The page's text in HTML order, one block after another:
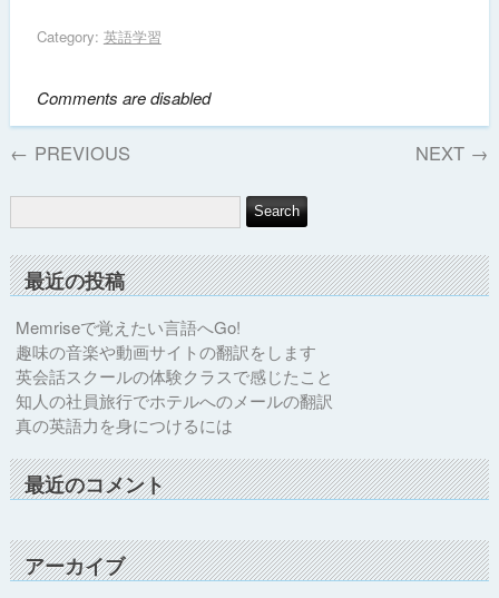
Category: 英語学習
Comments are disabled
← PREVIOUS NEXT →
最近の投稿
Memriseで覚えたい言語へGo!
趣味の音楽や動画サイトの翻訳をします
英会話スクールの体験クラスで感じたこと
知人の社員旅行でホテルへのメールの翻訳
真の英語力を身につけるには
最近のコメント
アーカイブ